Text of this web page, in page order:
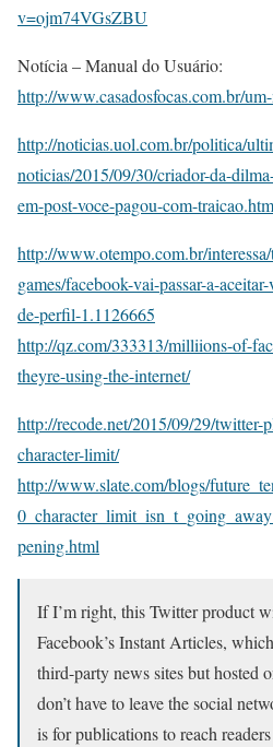
v=ojm74VGsZBU
Notícia – Manual do Usuário:
http://www.casadosfocas.com.br/
http://noticias.uol.com.br/politica/
noticias/2015/09/30/criador-da-
em-post-voce-pagou-com-
http://www.otempo.com.br/
games/facebook-vai-passar-a-
de-perfil-1.1126665
http://qz.com/333313/milliions-of-
theyre-using-the-internet/
http://recode.net/2015/09/29/twitter-
character-limit/
http://www.slate.com/blogs/
pening.html
If I’m right, this Twitter product
Facebook’s Instant Articles,
third-party news sites but hosted
don’t have to leave the social
is for publications to reach